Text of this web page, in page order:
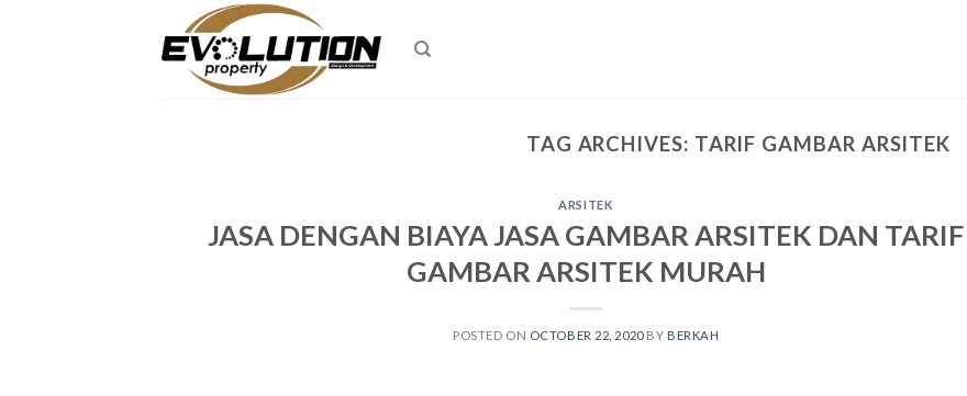
TAG ARCHIVES: TARIF GAMBAR ARSITEK
ARSITEK
JASA DENGAN BIAYA JASA GAMBAR ARSITEK DAN TARIF
GAMBAR ARSITEK MURAH
POSTED ON OCTOBER 22, 2020 BY BERKAH